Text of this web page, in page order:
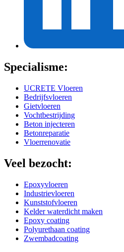
Specialisme:
UCRETE Vloeren
Bedrijfsvloeren
Gietvloeren
Vochtbestrijding
Beton injecteren
Betonreparatie
Vloerrenovatie
Veel bezocht:
Epoxyvloeren
Industrievloeren
Kunststofvloeren
Kelder waterdicht maken
Epoxy coating
Polyurethaan coating
Zwembadcoating